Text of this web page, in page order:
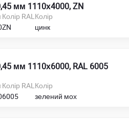
мм 1110х4000, ZN
Колір RAL
ZN
Колір
цинк
мм 1110х6000, RAL 6005
Колір RAL
6005
Колір
зелений мох